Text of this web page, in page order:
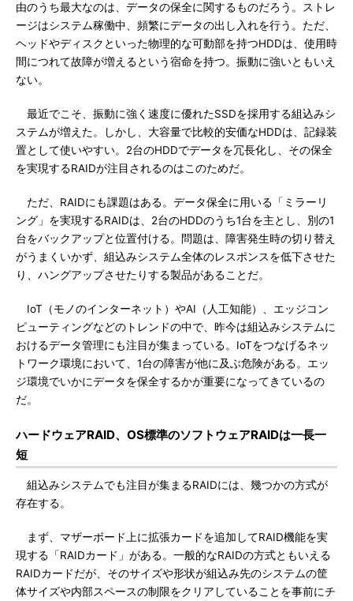
由のうち最大なのは、データの保全に関するものだろう。ストレ
ージはシステム稼働中、頻繁にデータの出し入れを行う。ただ、
ヘッドやディスクといった物理的な可動部を持つHDDは、使用時
間につれて故障が増えるという宿命を持つ。振動に強いともいえ
ない。
最近でこそ、振動に強く速度に優れたSSDを採用する組込みシ
ステムが増えた。しかし、大容量で比較的安価なHDDは、記録装
置として使いやすい。2台のHDDでデータを冗長化し、その保全
を実現するRAIDが注目されるのはこのためだ。
ただ、RAIDにも課題はある。データ保全に用いる「ミラーリ
ング」を実現するRAIDは、2台のHDDのうち1台を主とし、別の1
台をバックアップと位置付ける。問題は、障害発生時の切り替え
がうまくいかず、組込みシステム全体のレスポンスを低下させた
り、ハングアップさせたりする製品があることだ。
IoT（モノのインターネット）やAI（人工知能）、エッジコン
ピューティングなどのトレンドの中で、昨今は組込みシステムに
おけるデータ管理にも注目が集まっている。IoTをつなげるネッ
トワーク環境において、1台の障害が他に及ぶ危険がある。エッ
ジ環境でいかにデータを保全するかが重要になってきているの
だ。
ハードウェアRAID、OS標準のソフトウェアRAIDは一長一
短
組込みシステムでも注目が集まるRAIDには、幾つかの方式が
存在する。
まず、マザーボード上に拡張カードを追加してRAID機能を実
現する「RAIDカード」がある。一般的なRAIDの方式ともいえる
RAIDカードだが、そのサイズや形状が組込み先のシステムの筐
体サイズや内部スペースの制限をクリアしていることを事前にチ